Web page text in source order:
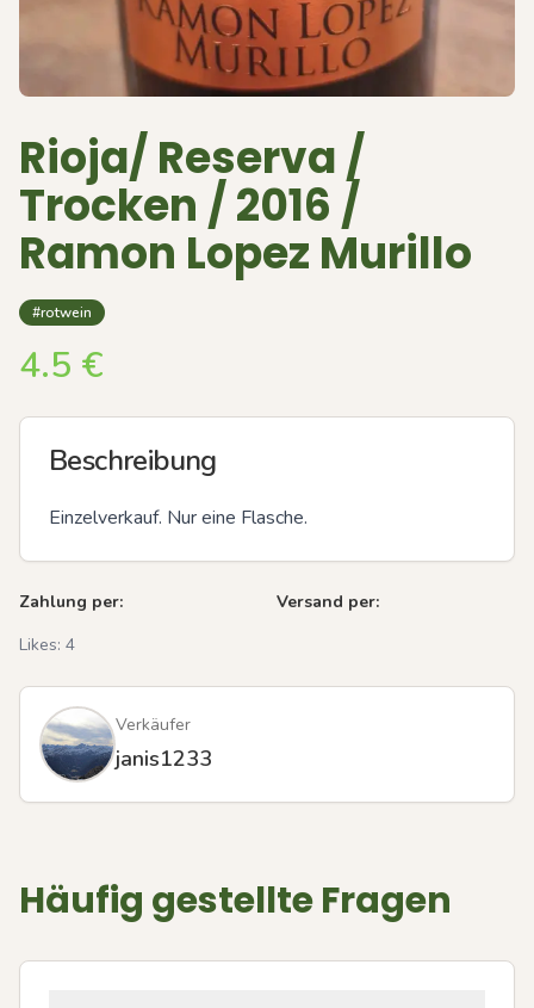
Rioja/ Reserva /
Trocken / 2016 /
Ramon Lopez Murillo
#rotwein
4.5 €
Beschreibung
Einzelverkauf. Nur eine Flasche.
Zahlung per:
Versand per:
Likes: 4
Verkäufer
janis1233
Häufig gestellte Fragen